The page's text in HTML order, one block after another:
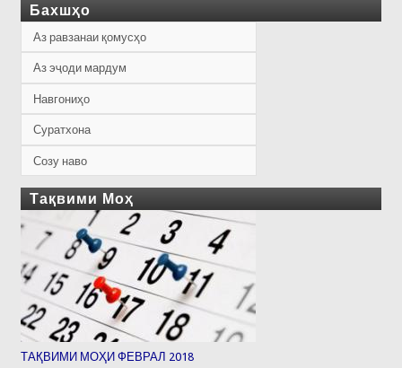
Бахшҳо
Аз равзанаи қомусҳо
Аз эҷоди мардум
Навгониҳо
Суратхона
Созу наво
Тақвими Моҳ
ТАҚВИМИ МОҲИ ФЕВРАЛ 2018